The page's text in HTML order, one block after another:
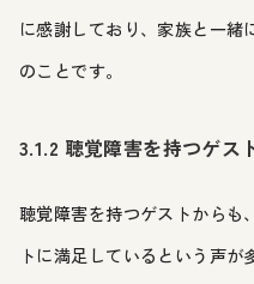
に感謝しており、家族と一緒
のことです。
3.1.2 聴覚障害を持つゲス
聴覚障害を持つゲストからも
トに満足しているという声